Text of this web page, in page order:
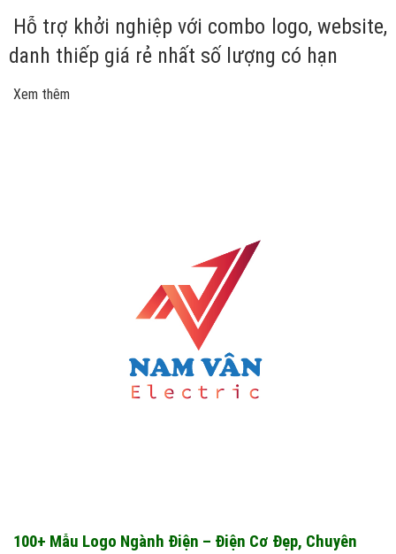
Hỗ trợ khởi nghiệp với combo logo, website,
danh thiếp giá rẻ nhất số lượng có hạn
Xem thêm
100+ Mẫu Logo Ngành Điện – Điện Cơ Đẹp, Chuyên